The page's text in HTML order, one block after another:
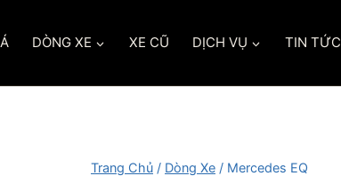
DÒNG XE XE CŨ DỊCH VỤ TIN TỨC
Trang Chủ / Dòng Xe / Mercedes EQ